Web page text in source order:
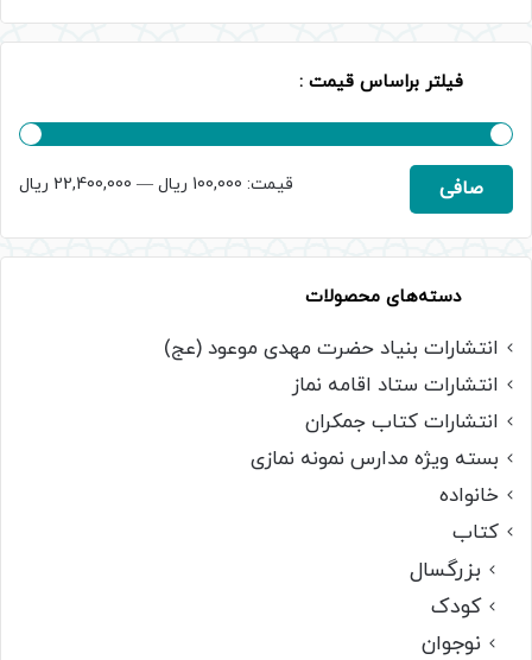
فیلتر براساس قیمت :
حداقل
حداكثرصافی قيمت: 100,000 ریال — 22,400,000 ریال
دسته‌های محصولات
انتشارات بنیاد حضرت مهدی موعود (عج)
انتشارات ستاد اقامه نماز
انتشارات کتاب جمکران
بسته ویژه مدارس نمونه نمازی
خانواده
کتاب
بزرگسال
کودک
نوجوان